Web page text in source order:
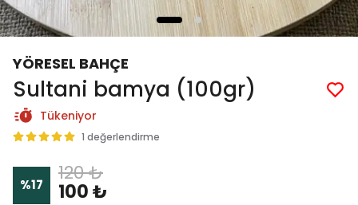
YÖRESEL BAHÇE
Sultani bamya (100gr)
Tükeniyor
1 değerlendirme
%17 120 ₺
100 ₺